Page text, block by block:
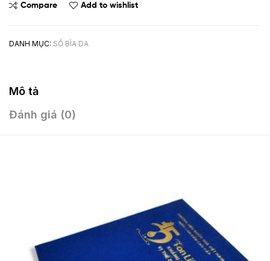
Compare Add to wishlist
DANH MỤC: SỔ BÌA DA
Mô tả
Đánh giá (0)